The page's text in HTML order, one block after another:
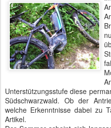
Unterstützungsstufe diese
Südschwarzwald. Ob der
welche Erkenntnisse dabei zu
Artikel.